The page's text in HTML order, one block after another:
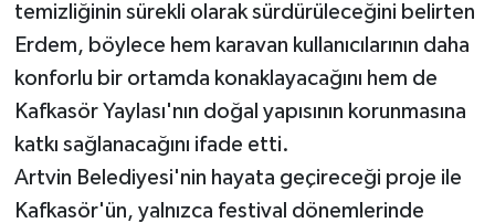
temizliğinin sürekli olarak sürdürüleceğini belirten
Erdem, böylece hem karavan kullanıcılarının daha
konforlu bir ortamda konaklayacağını hem de
Kafkasör Yaylası'nın doğal yapısının korunmasına
katkı sağlanacağını ifade etti.
Artvin Belediyesi'nin hayata geçireceği proje ile
Kafkasör'ün, yalnızca festival dönemlerinde